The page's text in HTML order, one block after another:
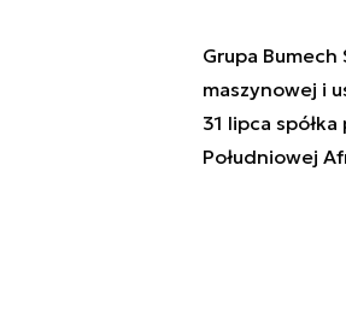
Grupa
maszynowej i
31 lipca
Południowej